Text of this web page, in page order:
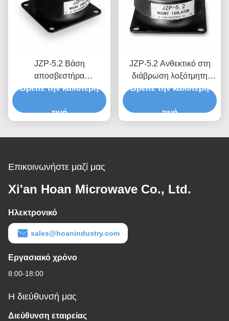
JZP-5.2 Βάση
αποσβεστήρα
κραδασμών βάσης
απομόνωσης κραδασμών
από καουτσούκ,
συνθήκες για εξωτερικούς
Βρείτε την καλύτερη
τιμή
JZP-5.2 Ανθεκτικό στη
διάβρωση λοξότμητη
βάση απομόνωσης
απομονωτή κραδασμών
Βρείτε την καλύτερη
τιμή
Επικοινωνήστε μαζί μας
Xi'an Hoan Microwave Co., Ltd.
Ηλεκτρονικό
sales@hoanindustry.com
Εργασιακό χρόνο
8:00-18:00
Η διεύθυνσή μας
Διεύθυνση εταιρείας